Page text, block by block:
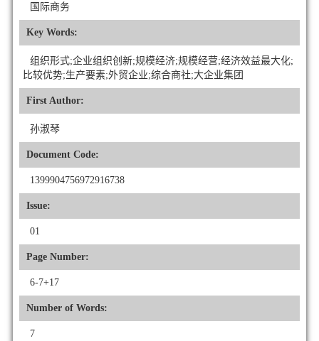
国际商务
Key Words:
组织形式;企业组织创新;规模经济;规模经营;经济效益最大化;
比较优势;生产要素;外贸企业;综合商社;大企业集团
First Author:
孙淑琴
Document Code:
1399904756972916738
Issue:
01
Page Number:
6-7+17
Number of Words:
7